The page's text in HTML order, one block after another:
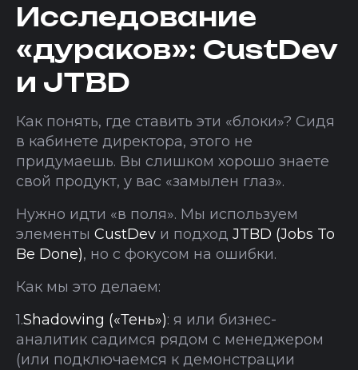
Исследование
«дураков»: CustDev
и JTBD
Как понять, где ставить эти «блоки»? Сидя
в кабинете директора, этого не
придумаешь. Вы слишком хорошо знаете
свой продукт, у вас «замылен глаз».
Нужно идти «в поля». Мы используем
элементы CustDev и подход JTBD (Jobs To
Be Done), но с фокусом на ошибки.
Как мы это делаем:
1.Shadowing («Тень»): я или бизнес-
аналитик садимся рядом с менеджером
(или подключаемся к демонстрации